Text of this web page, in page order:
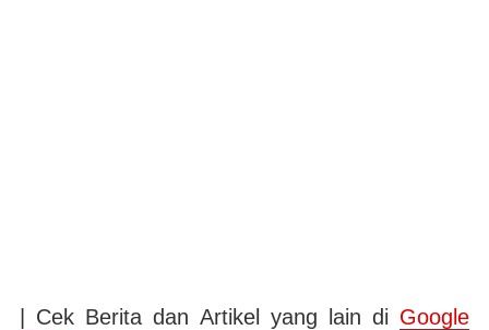
| Cek Berita dan Artikel yang lain di Google